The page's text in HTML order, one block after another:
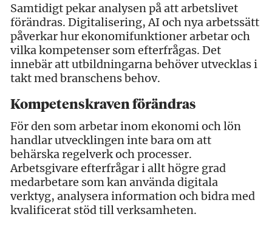
Samtidigt pekar analysen på att arbetslivet
förändras. Digitalisering, AI och nya arbetssätt
påverkar hur ekonomifunktioner arbetar och
vilka kompetenser som efterfrågas. Det
innebär att utbildningarna behöver utvecklas i
takt med branschens behov.
Kompetenskraven förändras
För den som arbetar inom ekonomi och lön
handlar utvecklingen inte bara om att
behärska regelverk och processer.
Arbetsgivare efterfrågar i allt högre grad
medarbetare som kan använda digitala
verktyg, analysera information och bidra med
kvalificerat stöd till verksamheten.